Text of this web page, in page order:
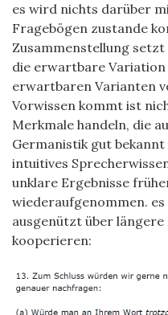
es wird nichts darüber
Fragebögen zustande
Zusammenstellung
die erwartbare
erwartbaren Varianten
Vorwissen kommt ist
Merkmale handeln, die
Germanistik gut
intuitives
unklare Ergebnisse
wiederaufgenommen.
ausgenützt über
kooperieren: